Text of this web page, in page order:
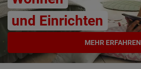
und Einrichten
MEHR ERFAHREN